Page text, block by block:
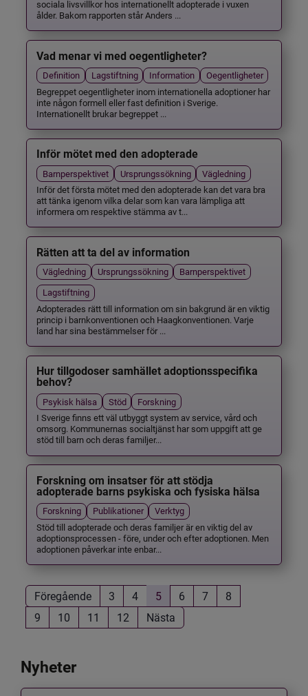
sociala livsvillkor hos internationellt adopterade i vuxen
ålder. Bakom rapporten står Anders ...
Vad menar vi med oegentligheter?
Definition Lagstiftning Information
Oegentligheter
Begreppet oegentligheter inom internationella adoptioner har
inte någon formell eller fast definition i Sverige.
Internationellt brukar begreppet ...
Inför mötet med den adopterade
Barnperspektivet Ursprungssökning
Vägledning
Inför det första mötet med den adopterade kan det vara bra
att tänka igenom vilka delar som kan vara lämpliga att
informera om respektive stämma av t...
Rätten att ta del av information
Vägledning Ursprungssökning
Barnperspektivet
Lagstiftning
Adopterades rätt till information om sin bakgrund är en viktig
princip i barnkonventionen och Haagkonventionen. Varje
land har sina bestämmelser för ...
Hur tillgodoser samhället adoptionsspecifika
behov?
Psykisk hälsa Stöd
Forskning
I Sverige finns ett väl utbyggt system av service, vård och
omsorg. Kommunernas socialtjänst har som uppgift att ge
stöd till barn och deras familjer...
Forskning om insatser för att stödja
adopterade barns psykiska och fysiska hälsa
Forskning Publikationer
Verktyg
Stöd till adopterade och deras familjer är en viktig del av
adoptionsprocessen - före, under och efter adoptionen. Men
adoptionen påverkar inte enbar...
Föregående 3 4 5 6 7
8
9
10 11 12 Nästa
Nyheter